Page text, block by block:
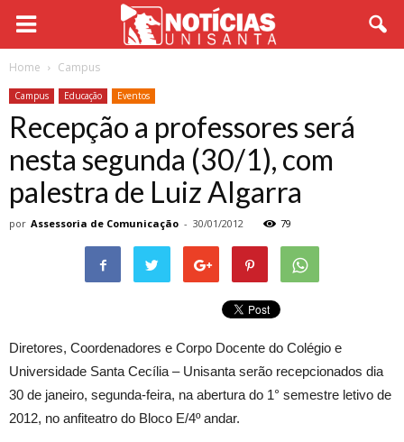
Home Campus
Campus Educação Eventos
Recepção a professores será
nesta segunda (30/1), com
palestra de Luiz Algarra
por Assessoria de Comunicação - 30/01/2012 79
Diretores, Coordenadores e Corpo Docente do Colégio e
Universidade Santa Cecília – Unisanta serão recepcionados dia
30 de janeiro, segunda-feira, na abertura do 1° semestre letivo de
2012, no anfiteatro do Bloco E/4º andar.